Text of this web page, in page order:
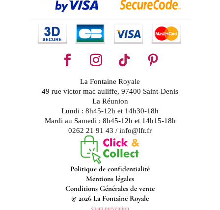
La Fontaine Royale
49 rue victor mac auliffe, 97400 Saint-Denis
La Réunion
Lundi : 8h45-12h et 14h30-18h
Mardi au Samedi : 8h45-12h et 14h15-18h
0262 21 91 43 / info@lfr.fr
Politique de confidentialité
Mentions légales
Conditions Générales de vente
© 2026 La Fontaine Royale
spam prevention